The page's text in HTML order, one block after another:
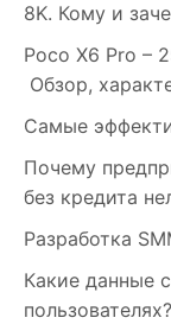
8K. Кому и
Poco X6 Pro –
Обзор,
Самые
Почему
без кредита
Разработка
Какие данные
пользователях?